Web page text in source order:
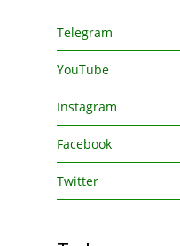
Telegram
YouTube
Instagram
Facebook
Twitter